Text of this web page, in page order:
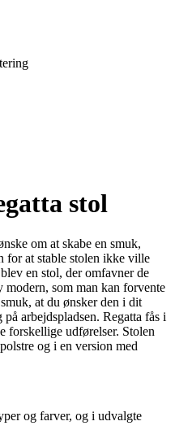
stol
om at skabe en smuk,
for at stable stolen ikke ville
en stol, der omfavner de
modern, som man kan forvente
at du ønsker den i dit
arbejdspladsen. Regatta fås i
forskellige udførelser. Stolen
og i en version med
og farver, og i udvalgte